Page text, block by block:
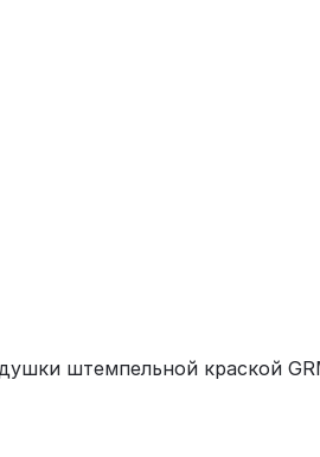
штемпельной краской